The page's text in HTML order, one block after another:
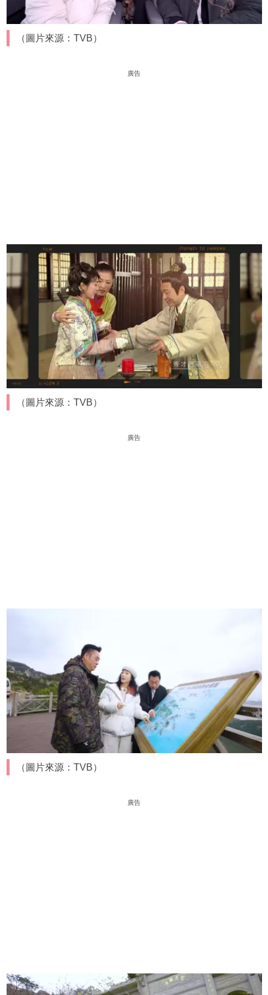
（圖片來源：TVB）
廣告
（圖片來源：TVB）
廣告
（圖片來源：TVB）
廣告